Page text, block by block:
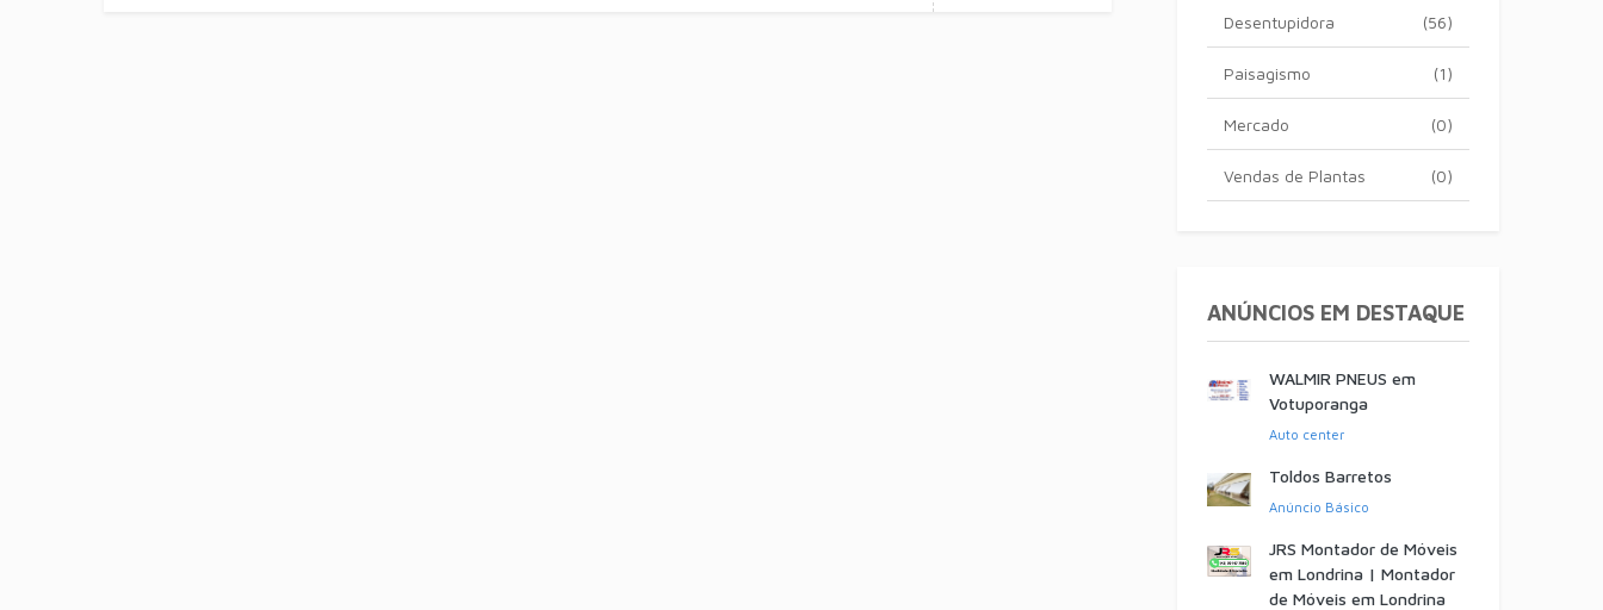
(56)
Desentupidora
(1)
Paisagismo
(0)
Mercado
(0)
Vendas de Plantas
ANÚNCIOS EM DESTAQUE
WALMIR PNEUS em
Votuporanga
Auto center
Toldos Barretos
Anúncio Básico
JRS Montador de Móveis
em Londrina | Montador
de Móveis em Londrina